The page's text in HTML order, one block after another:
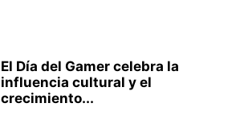
El Día del Gamer celebra la
influencia cultural y el
crecimiento...